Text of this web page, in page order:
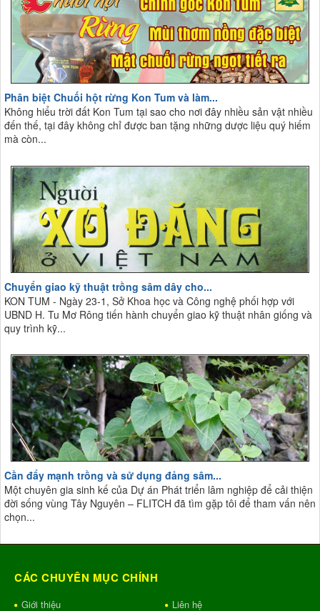
Phân biệt Chuối hột rừng Kon Tum và làm...
Không hiểu trời đất Kon Tum tại sao cho nơi đây nhiều sản vật nhiều
đến thế, tại đây không chỉ được ban tặng những dược liệu quý hiếm
mà còn...
Chuyển giao kỹ thuật trồng sâm dây cho...
KON TUM - Ngày 23-1, Sở Khoa học và Công nghệ phối hợp với
UBND H. Tu Mơ Rông tiến hành chuyển giao kỹ thuật nhân giống và
quy trình kỹ...
Cần đẩy mạnh trồng và sử dụng đảng sâm...
Một chuyên gia sinh kế của Dự án Phát triển lâm nghiệp để cải thiện
đời sống vùng Tây Nguyên – FLITCH đã tìm gặp tôi để tham vấn nên
chọn...
CÁC CHUYÊN MỤC CHÍNH
Giới thiệu
Liên hệ